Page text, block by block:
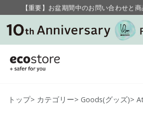
【重要】お盆期間中のお問い合わせと
毎月お得にポイントが貯まる！ “月のポ
トップ> カテゴリー> Goods(グッズ)>